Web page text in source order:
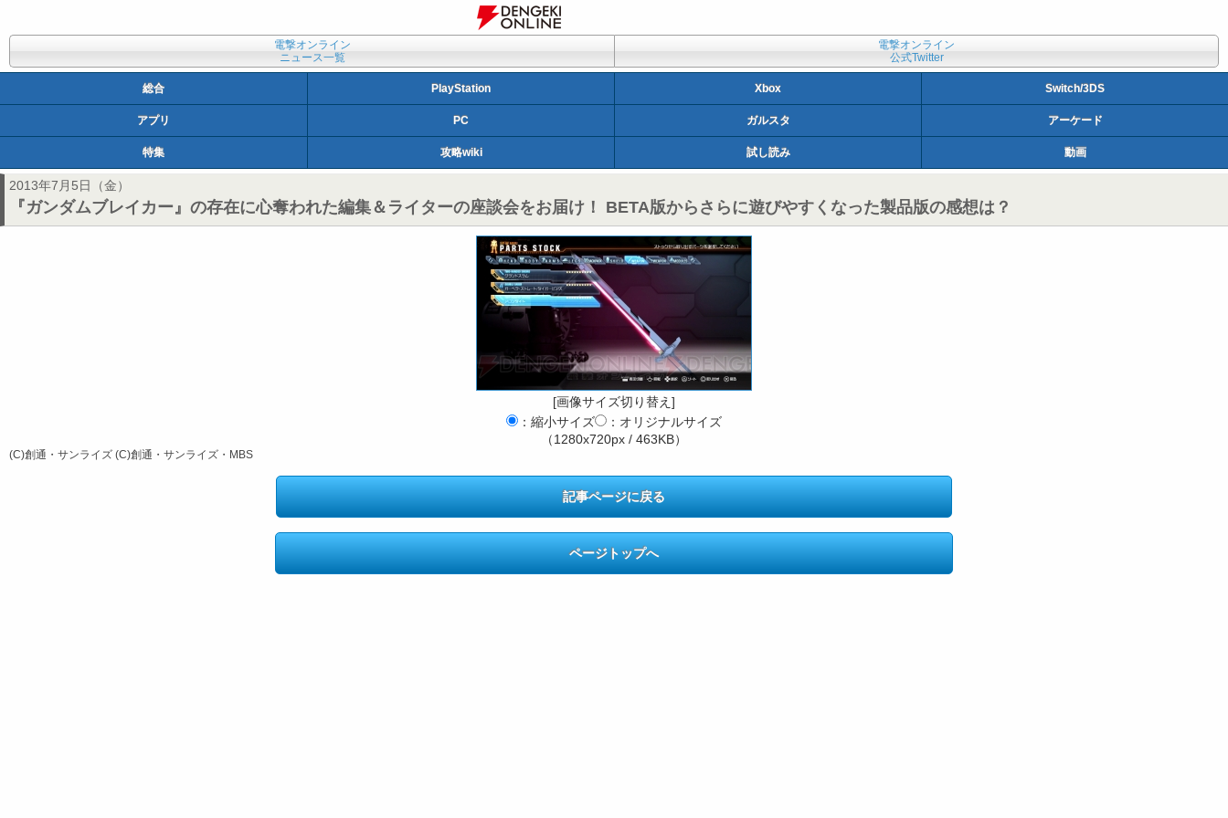
電撃オンライン
ニュース一覧
電撃オンライン
公式Twitter
総合 PlayStation Xbox Switch/3DS
アプリ PC ガルスタ アーケード
特集 攻略wiki 試し読み 動画
2013年7月5日（金）
『ガンダムブレイカー』の存在に心奪われた編集＆ライターの座談会をお届け！ BETA版からさらに遊びやすくなった製品版の感想は？
[画像サイズ切り替え]
：縮小サイズ
：オリジナルサイズ
（1280x720px / 463KB）
(C)創通・サンライズ (C)創通・サンライズ・MBS
記事ページに戻る
ページトップへ